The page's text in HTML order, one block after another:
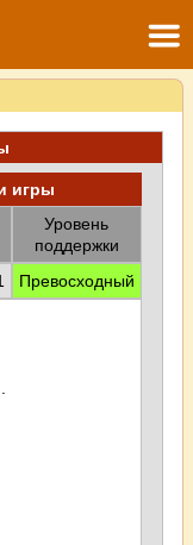
игры
Уровень
поддержки
Превосходный